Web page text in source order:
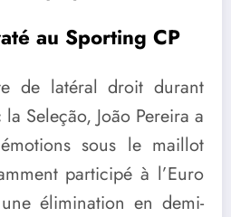
au Sporting CP
de latéral droit durant
Seleção, João Pereira a
sous le maillot
participé à l’Euro
élimination en demi-